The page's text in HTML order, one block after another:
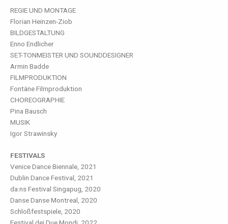
REGIE UND MONTAGE
Florian Heinzen-Ziob
BILDGESTALTUNG
Enno Endlicher
SET-TONMEISTER UND SOUNDDESIGNER
Armin Badde
FILMPRODUKTION
Fontäne Filmproduktion
CHOREOGRAPHIE
Pina Bausch
MUSIK
Igor Strawinsky
FESTIVALS
Venice Dance Biennale, 2021
Dublin Dance Festival, 2021
da:ns Festival Singapug, 2020
Danse Danse Montreal, 2020
Schloßfestspiele, 2020